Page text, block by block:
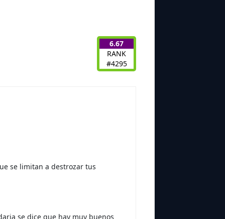
6.67
RANK
#4295
se limitan a destrozar tus
se dice que hay muy buenos